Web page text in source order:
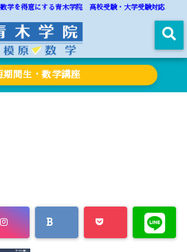
学を得意にする青木学院 高校受験・大学受験対応
間生・数学講座